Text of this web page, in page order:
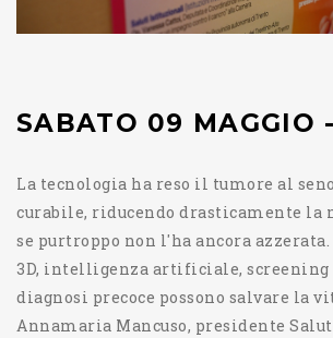
SABATO 09 MAGGIO
La tecnologia ha reso il tumore al
curabile, riducendo drasticamente la
se purtroppo non l'ha ancora
3D, intelligenza artificiale,
diagnosi precoce possono salvare la
Annamaria Mancuso, presidente